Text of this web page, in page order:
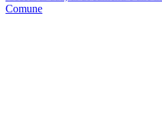
Comune